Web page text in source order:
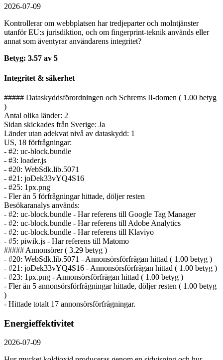
2026-07-09
Kontrollerar om webbplatsen har tredjeparter och molntjänster
utanför EU:s jurisdiktion, och om fingerprint-teknik används eller
annat som äventyrar användarens integritet?
Betyg: 3.57 av 5
Integritet & säkerhet
##### Dataskyddsförordningen och Schrems II-domen ( 1.00 betyg
)
Antal olika länder: 2
Sidan skickades från Sverige: Ja
Länder utan adekvat nivå av dataskydd: 1
US, 18 förfrågningar:
- #2: uc-block.bundle
- #3: loader.js
- #20: WebSdk.lib.5071
- #21: joDek33vYQ4S16
- #25: 1px.png
- Fler än 5 förfrågningar hittade, döljer resten
Besökaranalys används:
- #2: uc-block.bundle - Har referens till Google Tag Manager
- #2: uc-block.bundle - Har referens till Adobe Analytics
- #2: uc-block.bundle - Har referens till Klaviyo
- #5: piwik.js - Har referens till Matomo
##### Annonsörer ( 3.29 betyg )
- #20: WebSdk.lib.5071 - Annonsörs­förfrågan hittad ( 1.00 betyg )
- #21: joDek33vYQ4S16 - Annonsörs­förfrågan hittad ( 1.00 betyg )
- #23: 1px.png - Annonsörs­förfrågan hittad ( 1.00 betyg )
- Fler än 5 annonsörs­förfrågningar hittade, döljer resten ( 1.00 betyg
)
- Hittade totalt 17 annonsörs­förfrågningar.
Energieffektivitet
2026-07-09